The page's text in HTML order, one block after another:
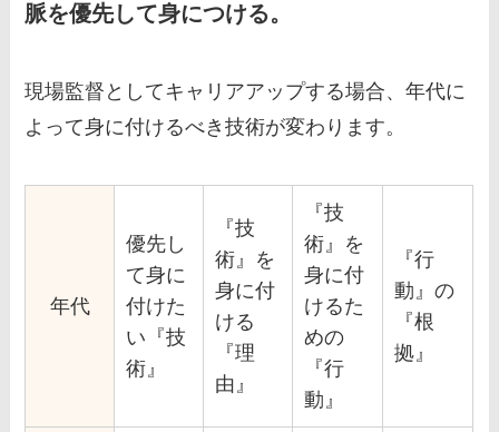
脈を優先して身につける。
現場監督としてキャリアアップする場合、年代に
よって身に付けるべき技術が変わります。
年代
優先し
て身に
付けた
い『技
術』
『技
術』を
身に付
ける
『理
由』
『技
術』を
身に付
けるた
めの
『行
動』
『行
動』の
『根
拠』